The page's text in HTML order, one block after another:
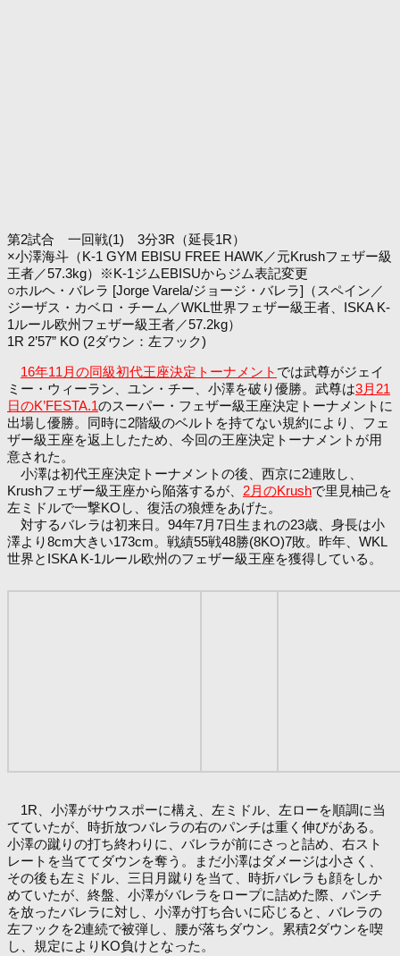
第2試合 一回戦(1) 3分3R（延長1R）
×小澤海斗（K-1 GYM EBISU FREE HAWK／元Krushフェザー級
王者／57.3kg）※K-1ジムEBISUからジム表記変更
○ホルヘ・バレラ [Jorge Varela/ジョージ・バレラ]（スペイン／
ジーザス・カベロ・チーム／WKL世界フェザー級王者、ISKA K-
1ルール欧州フェザー級王者／57.2kg）
1R 2’57” KO (2ダウン：左フック)
16年11月の同級初代王座決定トーナメント では武尊がジェイ
ミー・ウィーラン、ユン・チー、小澤を破り優勝。武尊は3月21
日のK’FESTA.1のスーパー・フェザー級王座決定トーナメントに
出場し優勝。同時に2階級のベルトを持てない規約により、フェ
ザー級王座を返上したため、今回の王座決定トーナメントが用
意された。
小澤は初代王座決定トーナメントの後、西京に2連敗し、
Krushフェザー級王座から陥落するが、 2月のKrushで里見柚己を
左ミドルで一撃KOし、復活の狼煙をあげた。
対するバレラは初来日。94年7月7日生まれの23歳、身長は小
澤より8cm大きい173cm。戦績55戦48勝(8KO)7敗。昨年、WKL
世界とISKA K-1ルール欧州のフェザー級王座を獲得している。
1R、小澤がサウスポーに構え、左ミドル、左ローを順調に当
てていたが、時折放つバレラの右のパンチは重く伸びがある。
小澤の蹴りの打ち終わりに、バレラが前にさっと詰め、右スト
レートを当ててダウンを奪う。まだ小澤はダメージは小さく、
その後も左ミドル、三日月蹴りを当て、時折バレラも顔をしか
めていたが、終盤、小澤がバレラをロープに詰めた際、パンチ
を放ったバレラに対し、小澤が打ち合いに応じると、バレラの
左フックを2連続で被弾し、腰が落ちダウン。累積2ダウンを喫
し、規定によりKO負けとなった。